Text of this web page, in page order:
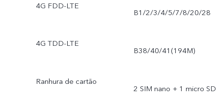
4G FDD-LTE
B1/2/3/4/5/7/8/20/28
4G TDD-LTE
B38/40/41(194M)
Ranhura de cartão
2 SIM nano + 1 micro SD